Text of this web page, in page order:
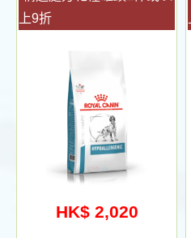
上9折
HK$ 2,020